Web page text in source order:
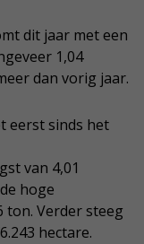
dit jaar met een
1,04
dan vorig jaar.
eerst sinds het
van 4,01
hoge
ton. Verder steeg
hectare.